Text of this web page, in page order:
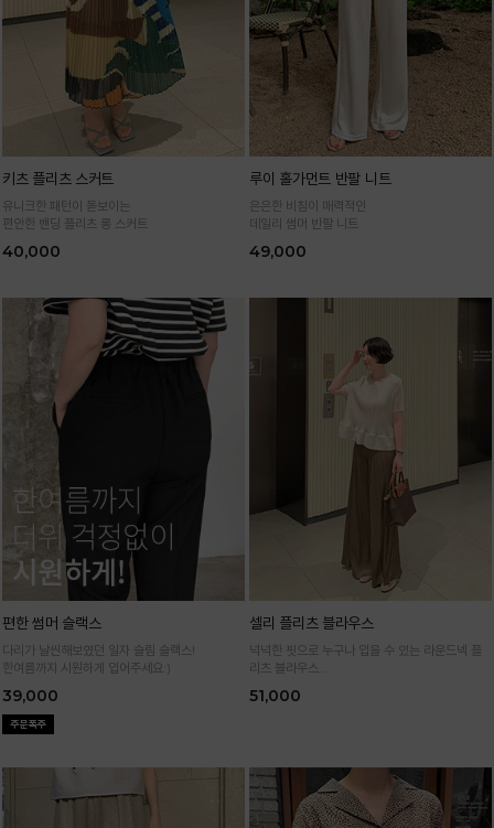
키츠 플리츠 스커트
유니크한 패턴이 돋보이는
편안한 밴딩 플리츠 롱 스커트
40,000
루이 홀가먼트 반팔 니트
은은한 비침이 매력적인
데일리 썸머 반팔 니트
49,000
편한 썸머 슬랙스
다리가 날씬해보였던 일자 슬림 슬랙스!
한여름까지 시원하게 입어주세요:)
39,000
셀리 플리츠 블라우스
넉넉한 핏으로 누구나 입을 수 있는 라운드넥 플
리츠 블라우스
51,000